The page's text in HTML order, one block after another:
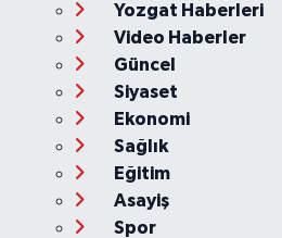
Yozgat Haberleri
Video Haberler
Güncel
Siyaset
Ekonomi
Sağlık
Eğitim
Asayiş
Spor